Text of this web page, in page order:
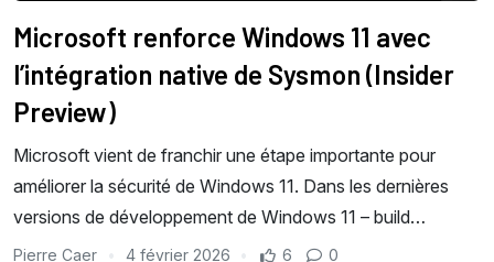
Microsoft renforce Windows 11 avec
l’intégration native de Sysmon (Insider
Preview)
Microsoft vient de franchir une étape importante pour
améliorer la sécurité de Windows 11. Dans les dernières
versions de développement de Windows 11 – build…
Pierre Caer 4 février 2026 6 0